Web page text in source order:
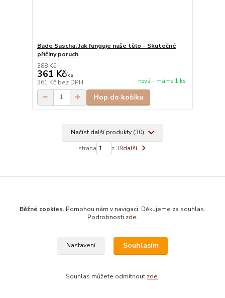
Bade Sascha: Jak funguje naše tělo - Skutečné
příčiny poruch
388 Kč
361 Kč/ks
361 Kč bez DPH nová - máme 1 ks
Hop do košíku
Načíst další produkty (30)
strana z 39další
všechny antikvární knihy můžete vrátit až do 3 let od zakoupení
vrátíte-li libovolnou antikvární knihu do 33 dnů, vrátíme Vám částku v plné
Běžné cookies. Pomohou nám v navigaci. Děkujeme za souhlas.
Podrobnosti zde.
Nastavení Souhlasím
Souhlas můžete odmítnout zde.